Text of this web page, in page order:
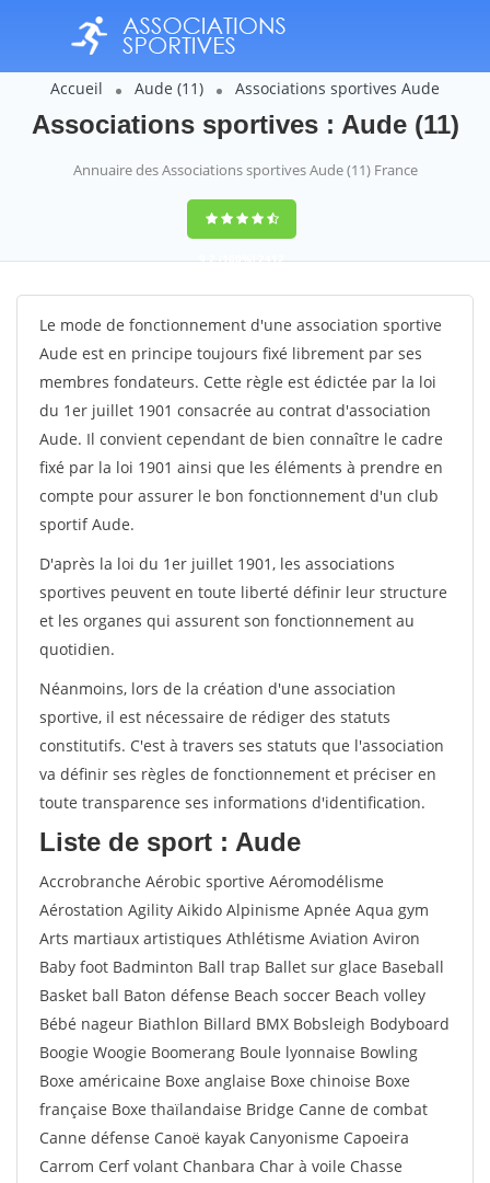
Accueil Aude (11) Associations sportives Aude
Associations sportives : Aude (11)
Annuaire des Associations sportives Aude (11) France
9,2(100%)2412
votes
Le mode de fonctionnement d'une association sportive
Aude est en principe toujours fixé librement par ses
membres fondateurs. Cette règle est édictée par la loi
du 1er juillet 1901 consacrée au contrat d'association
Aude. Il convient cependant de bien connaître le cadre
fixé par la loi 1901 ainsi que les éléments à prendre en
compte pour assurer le bon fonctionnement d'un club
sportif Aude.
D'après la loi du 1er juillet 1901, les associations
sportives peuvent en toute liberté définir leur structure
et les organes qui assurent son fonctionnement au
quotidien.
Néanmoins, lors de la création d'une association
sportive, il est nécessaire de rédiger des statuts
constitutifs. C'est à travers ses statuts que l'association
va définir ses règles de fonctionnement et préciser en
toute transparence ses informations d'identification.
Liste de sport : Aude
Accrobranche Aérobic sportive Aéromodélisme
Aérostation Agility Aikido Alpinisme Apnée Aqua gym
Arts martiaux artistiques Athlétisme Aviation Aviron
Baby foot Badminton Ball trap Ballet sur glace Baseball
Basket ball Baton défense Beach soccer Beach volley
Bébé nageur Biathlon Billard BMX Bobsleigh Bodyboard
Boogie Woogie Boomerang Boule lyonnaise Bowling
Boxe américaine Boxe anglaise Boxe chinoise Boxe
française Boxe thaïlandaise Bridge Canne de combat
Canne défense Canoë kayak Canyonisme Capoeira
Carrom Cerf volant Chanbara Char à voile Chasse